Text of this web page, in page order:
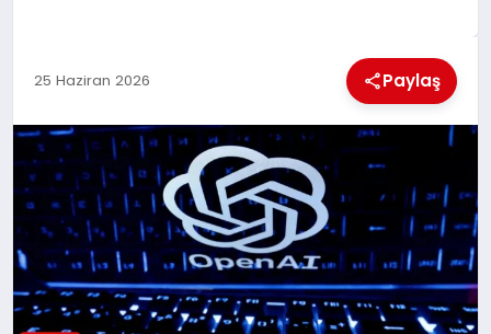
GENEL
EKONOMI
YEREL HABERLER
GÜNDEM
25 Haziran 2026 Paylaş